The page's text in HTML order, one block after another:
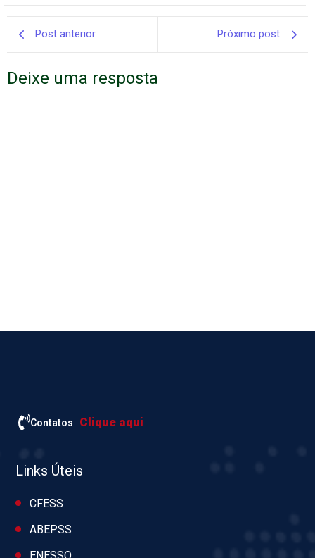
Post anterior Próximo post
Deixe uma resposta
Contatos Clique aqui
Links Úteis
CFESS
ABEPSS